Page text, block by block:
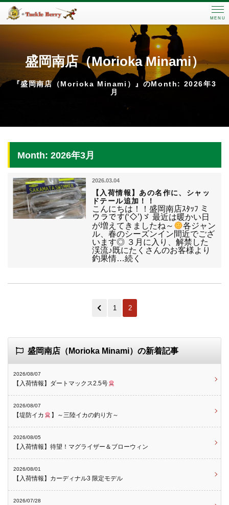
MENU
盛岡南店（Morioka Minami）
『盛岡南店（Morioka Minami）』のMonth: 2026年3
月
Month: 2026年3月
2026.03.04
【入荷情報】あの名作に、シャッ
ドテール追加！！
こんにちは！！盛岡南店ｽﾀｯﾌ ミ
ウラです(‘◇’)ゞ 最近は暖かい日
が増えてきましたね～
各ジャン
ル、春のシーズンイン間近でござ
います◎ ３月に入り、解禁した
渓流♪既にたくさんのお客様より
釣果情…続く
1 2
盛岡南店（Morioka Minami）の新着記事
2026/08/07
【入荷情報】ダートマックス2.5号
2026/08/07
【堤防イカ 】～三陸イカの釣り方～
2026/08/05
【入荷情報】待望！マグライザー＆ブローウィン
2026/08/01
【入荷情報】カーディナル3 限定モデル
2026/07/28